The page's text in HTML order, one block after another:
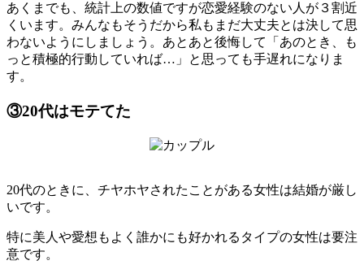
あくまでも、統計上の数値ですが恋愛経験のない人が３割近
くいます。みんなもそうだから私もまだ大丈夫とは決して思
わないようにしましょう。あとあと後悔して「あのとき、も
っと積極的行動していれば…」と思っても手遅れになりま
す。
③20代はモテてた
20代のときに、チヤホヤされたことがある女性は結婚が厳し
いです。
特に美人や愛想もよく誰かにも好かれるタイプの女性は要注
意です。